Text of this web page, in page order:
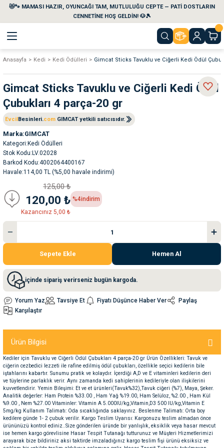
😻🐾 MAMASI HAZIR, OYUNCAĞI TAM, MUTLULUĞU CEPTE — PATİ DOSTLARIN
CENNETİNE HOŞ GELDİN! 🐶🎾
Geri Dön
Geri Dön
Temizlik Ürünleri
Kemikleri
Seyahat Ürünleri
Geri Dön
Geri Dön
Geri Dön
Geri Dön
Anasayfa Kedi Kedi Ödülleri Gimcat Sticks Tavuklu ve Ciğerli Kedi Ödül
Gimcat Sticks Tavuklu ve Ciğerli Kedi Ödül
Çubukları 4 parça-20 gr
EvcilBesinleri.com GIMCAT yetkili satıcısıdır.
Marka GIMCAT
Kategori Kedi Ödülleri
Stok Kodu LV.02028
Barkod Kodu 4002064400167
Havale 114,00 TL (%5,00 havale indirimi)
125,00 ₺
120,00 ₺
Kazancınız 5,00 ₺
%4indirim
Sepete Ekle Hemen Al
içinde sipariş verirseniz bugün kargoda.
Yorum Yaz Tavsiye Et Fiyatı Düşünce Haber Ver
Paylaş
Karşılaştır
Ürün Bilgisi
Kediler için Tavuklu ve Ciğerli Ödül Çubukları 4 parça-20 gr Ürün Özellikleri: Tavuk ve
ciğerin cezbedici lezzeti ile rafine edilmiş ödül çubukları, özellikle seçici kedilerin bile
iştahlarını kabartır. Sunumu pratik ve kolaydır. İçerdiği A,D ve E vitaminleri kedilerin deri
ve tüylerine parlaklık verir. Aynı zamanda kedi sahiplerinin kedileriyle olan ilişkilerini
kuvvetlendirir. Yemin Bileşimi: Et ve et ürünleri(Tavuk%32),Tavuk ciğeri (%7), Maya, Şeker.
Analitik değerler: Ham Protein %33.00 , Ham Yağ %19.00, Ham Selüloz, %2.00 , Ham Kül
%9.00 , Nem %27.00 Vitaminler: Vitamin A 5.000IU/kg,Vitamin,D3 500 IU/kg,Vitamin E
5mg/kg Kullanım Talimatı: Oda sıcaklığında saklayınız. Beslenme Talimatı: Orta boy
kedilere günde 1- 2 çubuk verilir. Kargo Teslim Uyarısı: Kargonuzu teslim almadan önce
ürününüzü kontrol ediniz..Size gönderilen üründe bir yanlışlık, eksiklik veya hasar mevcut
ise hemen kargo görevlisine Hasar Tespit Tutanağı tutturunuz ve Müşteri Hizmetlerimizi
arayarak bize bildiriniz aksi taktirde imzaladığınız kargo teslim fişi ürünü eksiksiz ve